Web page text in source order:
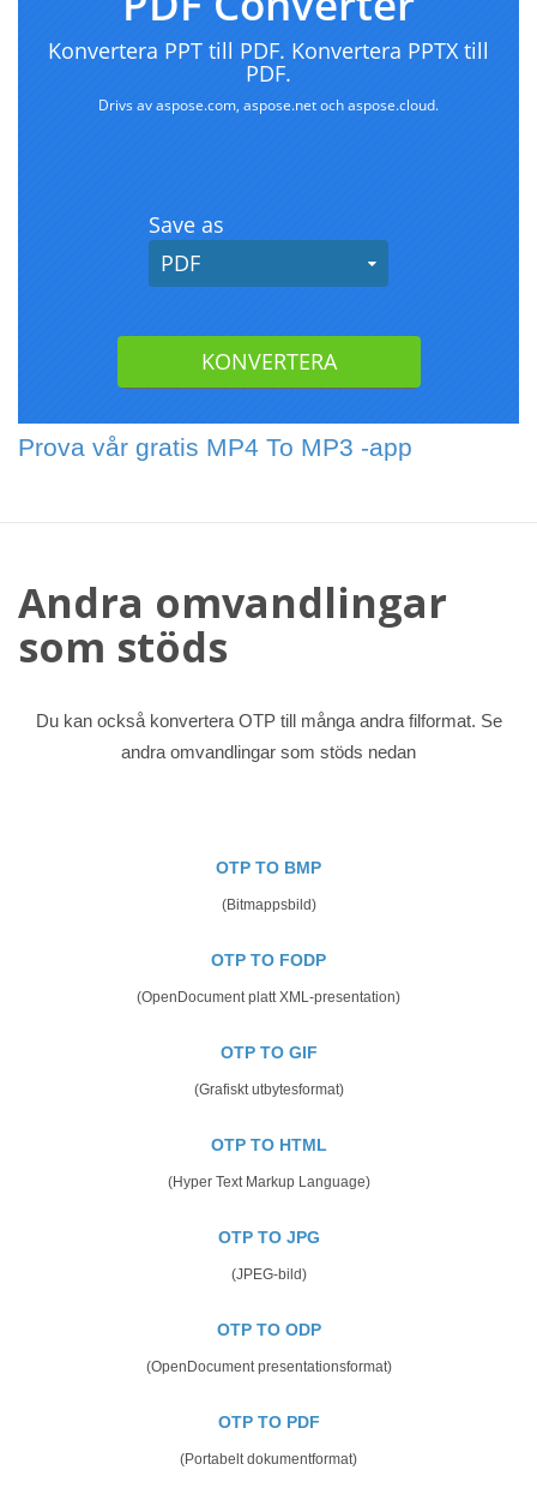
Prova vår gratis MP4 To MP3 -app
Andra omvandlingar
som stöds
Du kan också konvertera OTP till många andra filformat. Se
andra omvandlingar som stöds nedan
OTP TO BMP
(Bitmappsbild)
OTP TO FODP
(OpenDocument platt XML-presentation)
OTP TO GIF
(Grafiskt utbytesformat)
OTP TO HTML
(Hyper Text Markup Language)
OTP TO JPG
(JPEG-bild)
OTP TO ODP
(OpenDocument presentationsformat)
OTP TO PDF
(Portabelt dokumentformat)